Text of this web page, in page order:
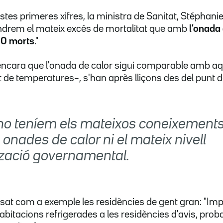
primeres xifres, la ministra de Sanitat,
el mateix excés de mortalitat que amb
morts."
que l'onada de calor sigui comparable amb
temperatures–, s'han après lliçons des del punt
teníem els mateixos
de calor ni el mateix nivell
governamental.
com a exemple les residències de gent gran:
refrigerades a les residències d'avis,